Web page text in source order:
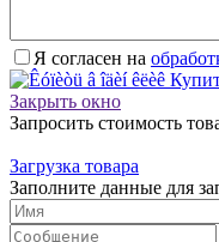
Я согласен на
Закрыть окно
Запросить стоимость
Загрузка товара
Заполните данные для